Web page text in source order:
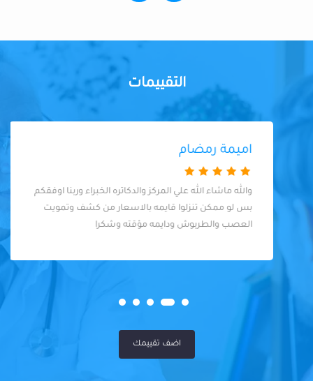
التقييمات
اميمة رمضام
والله ماشاء الله علي المركز والدكاتره الخبراء وربنا اوفقكم
بس لو ممكن تنزلوا قايمه بالاسعار من كشف وتمويت
العصب والطربوش ودايمه مؤقته وشكرا
اضف تقييمك